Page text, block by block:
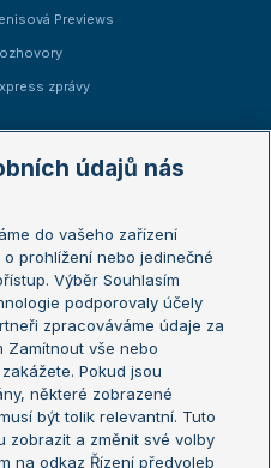
Previews
zprávy
Open
French Open
Open
mistrů
mistryň
údajů nás
do vašeho zařízení
prohlížení nebo jedinečné
Výběr Souhlasím
podporovaly účely
zpracováváme údaje za
Zamítnout vše nebo
Pokud jsou
některé zobrazené
být tolik relevantní. Tuto
zobrazit a změnit své volby
na odkaz Řízení předvoleb